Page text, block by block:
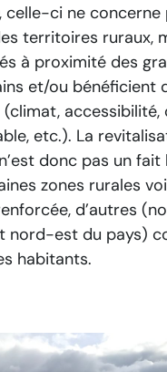
celle-ci ne concerne
territoires ruraux,
à proximité des
et/ou bénéficient
accessibilité,
etc.). La
donc pas un
zones rurales
d’autres
nord-est du pays)
habitants.